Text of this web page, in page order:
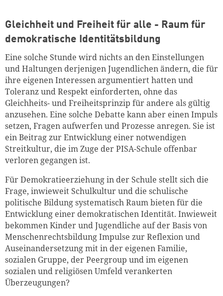
Gleichheit und Freiheit für alle - Raum für
demokratische Identitätsbildung
Eine solche Stunde wird nichts an den Einstellungen
und Haltungen derjenigen Jugendlichen ändern, die für
ihre eigenen Interessen argumentiert hatten und
Toleranz und Respekt einforderten, ohne das
Gleichheits- und Freiheitsprinzip für andere als gültig
anzusehen. Eine solche Debatte kann aber einen Impuls
setzen, Fragen aufwerfen und Prozesse anregen. Sie ist
ein Beitrag zur Entwicklung einer notwendigen
Streitkultur, die im Zuge der PISA-Schule offenbar
verloren gegangen ist.
Für Demokratieerziehung in der Schule stellt sich die
Frage, inwieweit Schulkultur und die schulische
politische Bildung systematisch Raum bieten für die
Entwicklung einer demokratischen Identität. Inwieweit
bekommen Kinder und Jugendliche auf der Basis von
Menschenrechtsbildung Impulse zur Reflexion und
Auseinandersetzung mit in der eigenen Familie,
sozialen Gruppe, der Peergroup und im eigenen
sozialen und religiösen Umfeld verankerten
Überzeugungen?